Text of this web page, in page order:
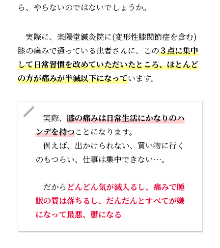
ら、やらないのではないでしょうか。
実際に、楽陽堂鍼灸院に(変形性膝関節症を含む)
膝の痛みで通っている患者さんに、この３点に集中
して日常習慣を改めていただいたところ、ほとんど
の方が痛みが半減以下になっています。
実際、 膝の痛みは日常生活にかなりのハ
ンデを持つことになります。
例えば、出かけられない、買い物に行く
のもつらい、仕事は集中できない…。
だから どんどん気が滅入るし、痛みで睡
眠の質は落ちるし、だんだんとすべてが嫌
になって最悪、 鬱になる